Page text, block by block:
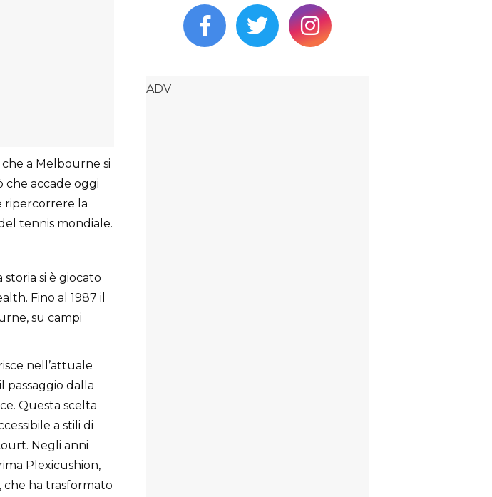
a Melbourne si
che accade oggi
ripercorrere la
tennis mondiale.
storia si è giocato
Fino al 1987 il
su campi
nell’attuale
passaggio dalla
Questa scelta
a stili di
Negli anni
Plexicushion,
che ha trasformato